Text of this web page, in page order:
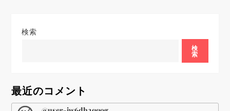
ー
ョ
検索
検
索
最近のコメント